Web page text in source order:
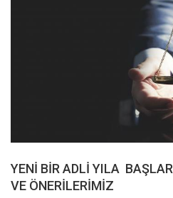
YENİ BİR ADLİ YILA
VE ÖNERİLERİMİZ